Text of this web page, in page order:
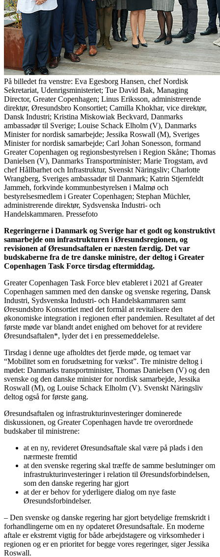
På billedet fra venstre: Eva Egesborg Hansen, chef Nordisk
Sekretariat, Udenrigsministeriet; Tue David Bak, Managing
Director, Greater Copenhagen; Linus Eriksson, administrerende
direktør, Øresundsbro Konsortiet; Camilla Khokhar, vice direktør,
Dansk Industri; Kristina Miskowiak Beckvard, Danmarks
ambassadør til Sverige; Louise Schack Elholm (V), Danmarks
Minister for nordisk samarbejde; Jessika Roswall (M), Sveriges
Minister for nordisk samarbejde; Carl Johan Sonesson, formand
Greater Copenhagen og regionsbestyrelsen i Region Skåne; Thomas
Danielsen (V), Danmarks Transportminister; Marie Trogstam, avd
chef Hållbarhet och Infrastruktur, Svenskt Näringsliv; Charlotte
Wrangberg, Sveriges ambassadør til Danmark; Katrin Stjernfeldt
Jammeh, forkvinde kommunbestyrelsen i Malmø och
bestyrelsesmedlem i Greater Copenhagen; Stephan Müchler,
administrerende direktør, Sydsvenska Industri- och
Handelskammaren. Pressefoto
Regeringerne i Danmark og Sverige har et godt og konstruktivt
samarbejde om infrastrukturen i Øresundsregionen, og
revisionen af Øresundsaftalen er næsten færdig. Det var
budskaberne fra de tre danske ministre, der deltog i Greater
Copenhagen Task Force tirsdag eftermiddag.
Greater Copenhagen Task Force blev etableret i 2021 af Greater
Copenhagen sammen med den danske og svenske regering, Dansk
Industri, Sydsvenska Industri- och Handelskammaren samt
Øresundsbro Konsortiet med det formål at revitalisere den
økonomiske integration i regionen efter pandemien. Resultatet af det
første møde var blandt andet enighed om behovet for at revidere
Øresundsaftalen*, lyder det i en pressemeddelelse.
Tirsdag i denne uge afholdtes det fjerde møde, og temaet var
“Mobilitet som en forudsætning for vækst”. Tre ministre deltog i
mødet: Danmarks transportminister, Thomas Danielsen (V) og den
svenske og den danske minister for nordisk samarbejde, Jessika
Roswall (M), og Louise Schack Elholm (V). Svenskt Näringsliv
deltog også for første gang.
Øresundsaftalen og infrastrukturinvesteringer dominerede
diskussionen, og Greater Copenhagen havde tre overordnede
budskaber til ministrene:
at en ny, revideret Øresundsaftale skal være på plads i den
nærmeste fremtid
at den svenske regering skal træffe de samme beslutninger om
infrastrukturinvesteringer i relation til Øresundsforbindelsen,
som den danske regering har gjort
at der er behov for yderligere dialog om nye faste
Øresundsforbindelser.
– Den svenske og danske regering har gjort betydelige fremskridt i
forhandlingerne om en ny opdateret Øresundsaftale. En moderne
aftale er ekstremt vigtig for både arbejdstagere og virksomheder i
regionen og er en prioritet for begge vores regeringer, siger Jessika
Roswall.